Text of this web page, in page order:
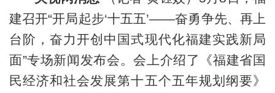
建召开“开局起步‘十五五’——奋勇争先、再上
台阶，奋力开创中国式现代化福建实践新局
面”专场新闻发布会。会上介绍了《福建省国
民经济和社会发展第十五个五年规划纲要》